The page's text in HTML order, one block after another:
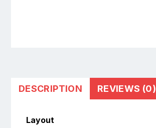
DESCRIPTION REVIEWS (0)
Layout